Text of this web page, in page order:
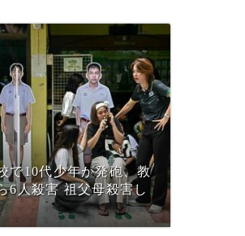
で10代少年が発砲、教
6人殺害 祖父母殺害し